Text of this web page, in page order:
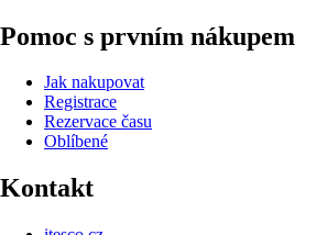
Pomoc s prvním nákupem
Jak nakupovat
Registrace
Rezervace času
Oblíbené
Kontakt